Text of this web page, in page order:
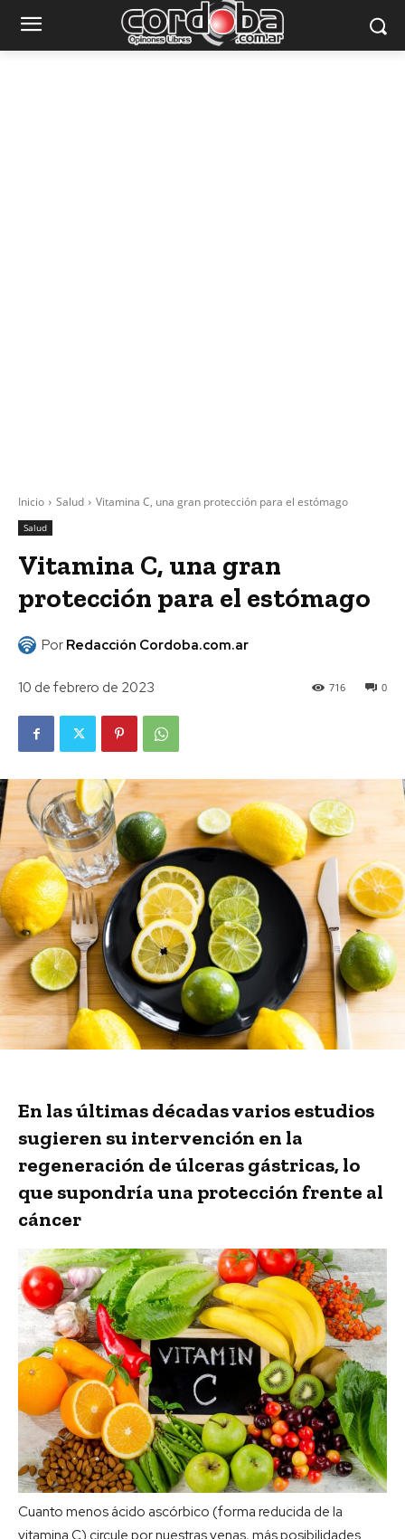
Inicio Salud Vitamina C, una gran protección para el estómago
Salud
Vitamina C, una gran
protección para el estómago
Por Redacción Cordoba.com.ar
10 de febrero de 2023 0
716
En las últimas décadas varios estudios
sugieren su intervención en la
regeneración de úlceras gástricas, lo
que supondría una protección frente al
cáncer
Cuanto menos ácido ascórbico (forma reducida de la